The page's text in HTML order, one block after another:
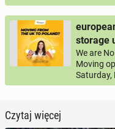
storage
We are
Moving
Saturday,
Czytaj więcej